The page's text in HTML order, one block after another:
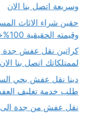
وسريعة اتصل بنا الان
حقين شراء الاثاث
وقيمته الحقيقية 100%خدمة 24ساعة
لممتلكاتك اتصل بنا الان
طلب خدمة تغليف